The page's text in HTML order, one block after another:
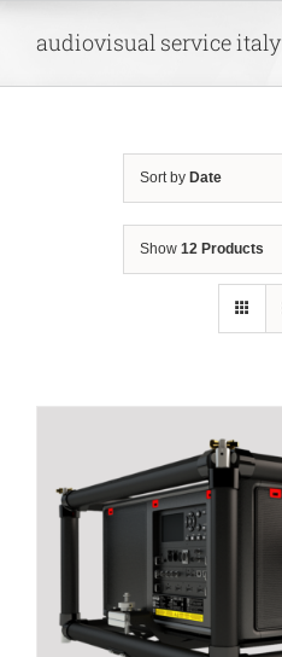
audiovisual service italy
Sort by Date
Show 12 Products